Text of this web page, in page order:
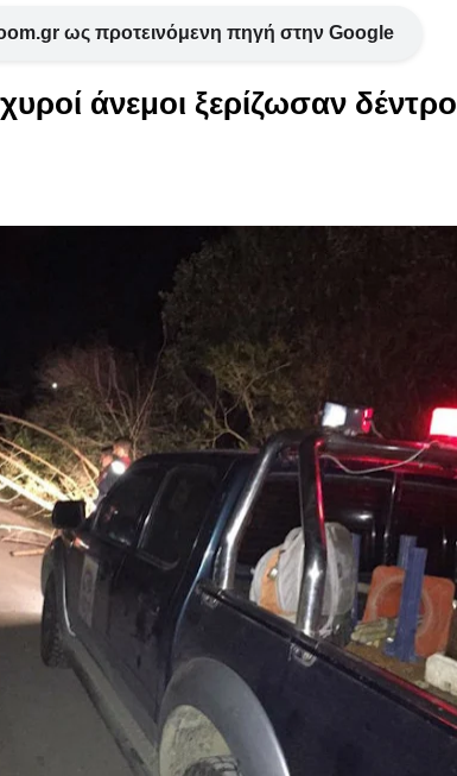
ως προτεινόμενη πηγή στην Google
άνεμοι ξερίζωσαν δέντρο